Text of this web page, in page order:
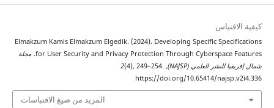
كيفية الاقتباس
Elmakzum Kamis Elmakzum Elgedik. (2024). Developing Specific Specifications
for User Security and Privacy Protection Through Cyberspace Features. مجلة
شمال إفريقيا للنشر العلمي (NAJSP)
,
2(4), 249–254.
https://doi.org/10.65414/najsp.v2i4.336
المزيد من صيغ الاقتباسات